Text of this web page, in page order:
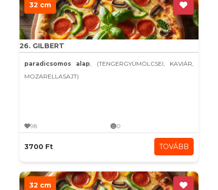
32 cm
26. GILBERT
paradicsomos alap, (TENGERGYÜMÖLCSEI, KAVIÁR,
MOZARELLASAJT)
98 0
3700 Ft TOVÁBB
32 cm